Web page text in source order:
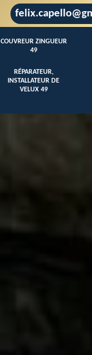
COUVREUR ZINGUEUR
49
RÉPARATEUR,
INSTALLATEUR DE
VELUX 49